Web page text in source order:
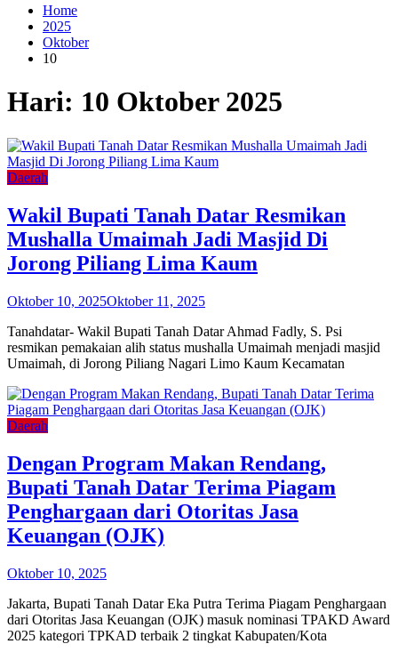
Home
2025
Oktober
10
Hari: 10 Oktober 2025
Daerah
Wakil Bupati Tanah Datar Resmikan
Mushalla Umaimah Jadi Masjid Di
Jorong Piliang Lima Kaum
Oktober 10, 2025Oktober 11, 2025
Tanahdatar- Wakil Bupati Tanah Datar Ahmad Fadly, S. Psi
resmikan pemakaian alih status mushalla Umaimah menjadi masjid
Umaimah, di Jorong Piliang Nagari Limo Kaum Kecamatan
Daerah
Dengan Program Makan Rendang,
Bupati Tanah Datar Terima Piagam
Penghargaan dari Otoritas Jasa
Keuangan (OJK)
Oktober 10, 2025
Jakarta, Bupati Tanah Datar Eka Putra Terima Piagam Penghargaan
dari Otoritas Jasa Keuangan (OJK) masuk nominasi TPAKD Award
2025 kategori TPKAD terbaik 2 tingkat Kabupaten/Kota